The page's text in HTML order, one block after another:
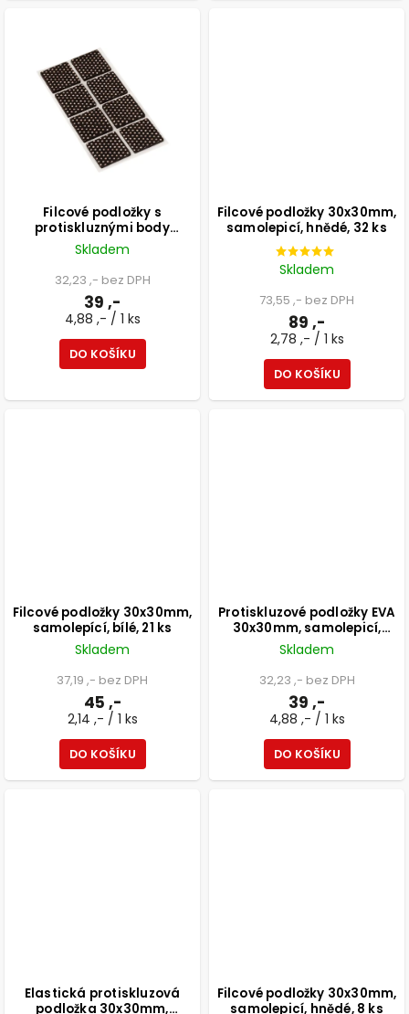
Filcové podložky s
protiskluznými body
30x30mm, samolepicí,
hnědé, 8 ks
Skladem
32,23 ,- bez DPH
39 ,-
4,88 ,- / 1 ks
DO KOŠÍKU
Filcové podložky 30x30mm,
samolepicí, hnědé, 32 ks
Skladem
73,55 ,- bez DPH
89 ,-
2,78 ,- / 1 ks
DO KOŠÍKU
Filcové podložky 30x30mm,
samolepící, bílé, 21 ks
Skladem
37,19 ,- bez DPH
45 ,-
2,14 ,- / 1 ks
DO KOŠÍKU
Protiskluzové podložky EVA
30x30mm, samolepicí,
černé, 8 ks
Skladem
32,23 ,- bez DPH
39 ,-
4,88 ,- / 1 ks
DO KOŠÍKU
Elastická protiskluzová
podložka 30x30mm,
Filcové podložky 30x30mm,
samolepicí, hnědé, 8 ks